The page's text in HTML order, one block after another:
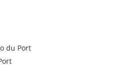
du Port